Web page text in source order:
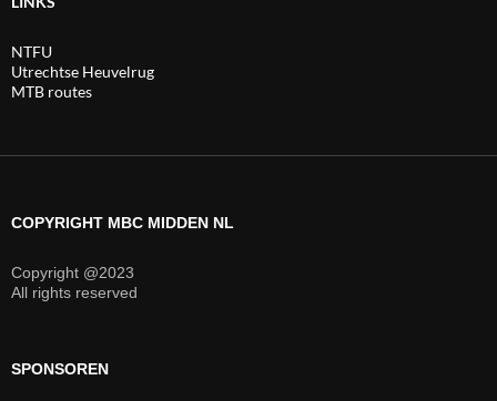
NTFU
Utrechtse Heuvelrug
MTB routes
COPYRIGHT MBC MIDDEN NL
Copyright @2023
All rights reserved
SPONSOREN